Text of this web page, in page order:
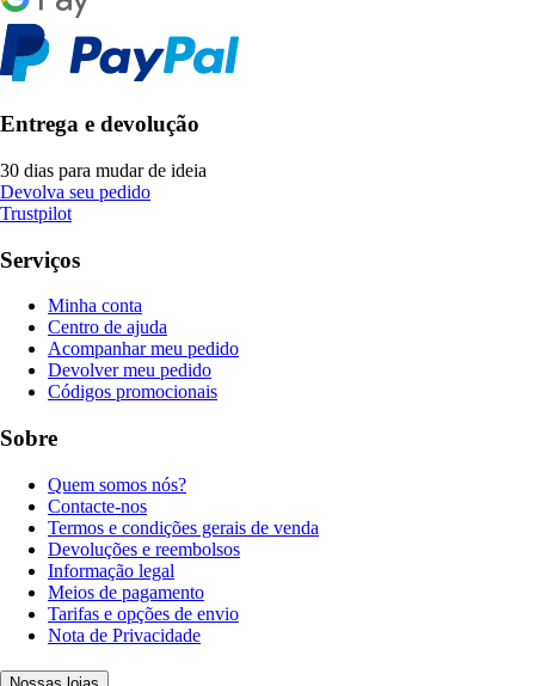
Entrega e devolução
30 dias para mudar de ideia
Devolva seu pedido
Trustpilot
Serviços
Minha conta
Centro de ajuda
Acompanhar meu pedido
Devolver meu pedido
Códigos promocionais
Sobre
Quem somos nós?
Contacte-nos
Termos e condições gerais de venda
Devoluções e reembolsos
Informação legal
Meios de pagamento
Tarifas e opções de envio
Nota de Privacidade